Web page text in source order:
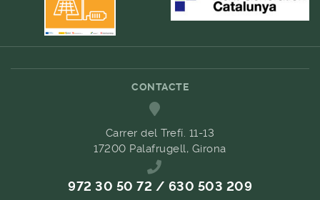
CONTACTE
Carrer del Trefí. 11-13
17200 Palafrugell, Girona
972 30 50 72 / 630 503 209